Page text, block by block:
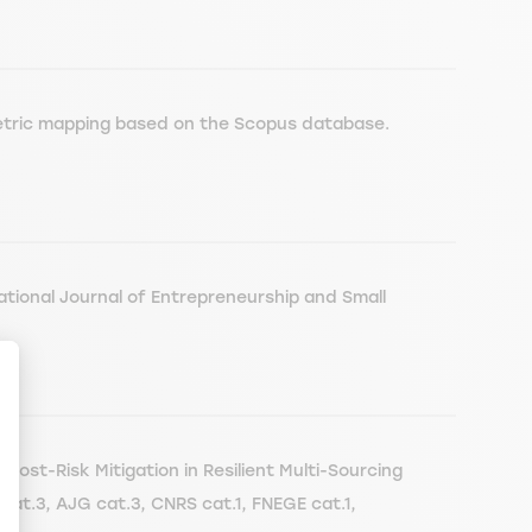
Sie Ihre Optionen an
mapping based on the Scopus database.
Journal of Entrepreneurship and Small
Cost-Risk Mitigation in Resilient Multi-Sourcing
AJG cat.3, CNRS cat.1, FNEGE cat.1,